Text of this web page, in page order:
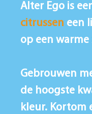
Alter Ego is
citrussen een
op een
Gebrouwen
de hoogste
kleur. Kortom